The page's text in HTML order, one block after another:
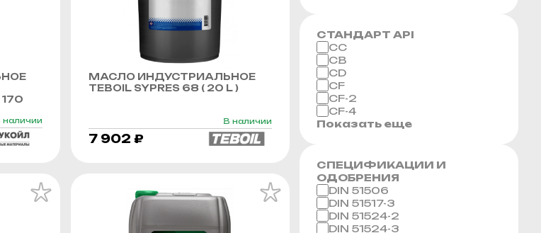
наличии
МАСЛО ИНДУСТРИАЛЬНОЕ
TEBOIL SYPRES 68 ( 20 L )
В наличии
7 902 ₽
СТАНДАРТ API
CC
CB
CD
CF
CF-2
CF-4
Показать еще
СПЕЦИФИКАЦИИ И
ОДОБРЕНИЯ
DIN 51506
DIN 51517-3
DIN 51524-2
DIN 51524-3